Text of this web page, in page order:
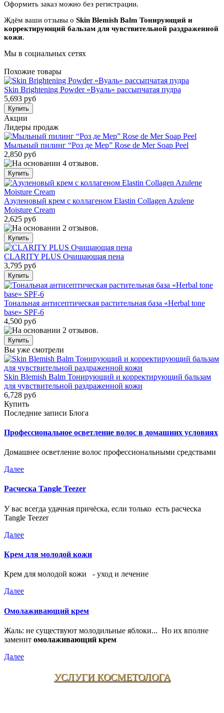
Оформить заказ можно без регистрации.
Ждём ваши отзывы о Skin Blemish Balm Тонирующий и
корректирующий бальзам для чувствительной раздраженной
кожи.
Мы в социальных сетях
Похожие товары
Skin Brightening Powder «Вуаль» рассыпчатая пудра
5,693 руб
Акции
Лидеры продаж
Мыльный пилинг “Роз де Мер” Rose de Mer Soap Peel
2,850 руб
Азуленовый крем с коллагеном Elastin Collagen Azulene
Moisture Cream
2,625 руб
CLARITY PLUS Очищающая пена
3,795 руб
Тональная антисептическая растительная база «Herbal tone
base» SPF-6
4,500 руб
Вы уже смотрели
Skin Blemish Balm Тонирующий и корректирующий бальзам
для чувствительной раздраженной кожи
6,728 руб
Купить
Последние записи Блога
Профессиональное осветление волос в домашних условиях
Домашнее осветление волос профессиональными средствами
Далее
Расческа Tangle Teezer
У вас всегда удачная причёска, если только есть расческа
Tangle Teezer
Далее
Крем для молодой кожи
Крем для молодой кожи - уход и лечение
Далее
Омолаживающий крем
Жаль: не существуют молодильные яблоки... Но их вполне
заменит омолаживающий крем
Далее
УСЛУГИ КОСМЕТОЛОГА